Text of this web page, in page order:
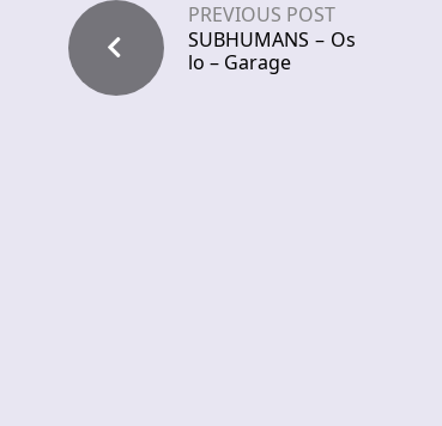
PREVIOUS POST
SUBHUMANS – Os
lo – Garage